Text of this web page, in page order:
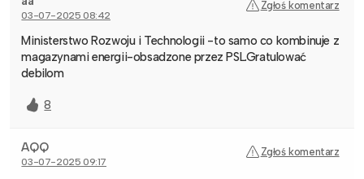
03-07-2025 08:42
Zgłoś komentarz
Ministerstwo Rozwoju i Technologii -to samo co kombinuje z
magazynami energii-obsadzone przez PSL.Gratulować
debilom
8
AQQ
03-07-2025 09:17
Zgłoś komentarz